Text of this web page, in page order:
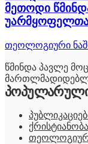
მეთოდი
თეოლოგიური
წმინდა პავლე